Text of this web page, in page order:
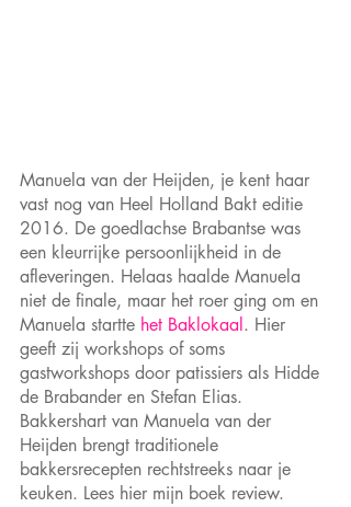
Manuela van der Heijden, je kent haar
vast nog van Heel Holland Bakt editie
2016. De goedlachse Brabantse was
een kleurrijke persoonlijkheid in de
afleveringen. Helaas haalde Manuela
niet de finale, maar het roer ging om en
Manuela startte het Baklokaal . Hier
geeft zij workshops of soms
gastworkshops door patissiers als Hidde
de Brabander en Stefan Elias.
Bakkershart van Manuela van der
Heijden brengt traditionele
bakkersrecepten rechtstreeks naar je
keuken. Lees hier mijn boek review.